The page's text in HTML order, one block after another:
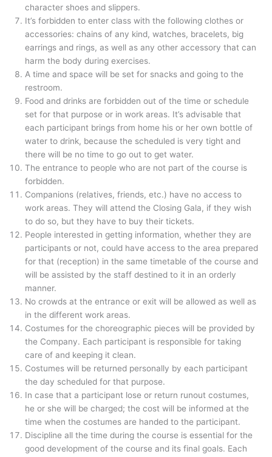
character shoes and slippers.
It’s forbidden to enter class with the following clothes or
accessories: chains of any kind, watches, bracelets, big
earrings and rings, as well as any other accessory that can
harm the body during exercises.
A time and space will be set for snacks and going to the
restroom.
Food and drinks are forbidden out of the time or schedule
set for that purpose or in work areas. It’s advisable that
each participant brings from home his or her own bottle of
water to drink, because the scheduled is very tight and
there will be no time to go out to get water.
The entrance to people who are not part of the course is
forbidden.
Companions (relatives, friends, etc.) have no access to
work areas. They will attend the Closing Gala, if they wish
to do so, but they have to buy their tickets.
People interested in getting information, whether they are
participants or not, could have access to the area prepared
for that (reception) in the same timetable of the course and
will be assisted by the staff destined to it in an orderly
manner.
No crowds at the entrance or exit will be allowed as well as
in the different work areas.
Costumes for the choreographic pieces will be provided by
the Company. Each participant is responsible for taking
care of and keeping it clean.
Costumes will be returned personally by each participant
the day scheduled for that purpose.
In case that a participant lose or return runout costumes,
he or she will be charged; the cost will be informed at the
time when the costumes are handed to the participant.
Discipline all the time during the course is essential for the
good development of the course and its final goals. Each